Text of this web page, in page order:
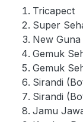
Tricapect
Super
New
Gemuk
Gemuk
Sirandi
Sirandi
Jamu